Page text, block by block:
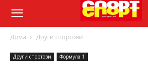
Дома Други спортови
Други спортови Формула 1